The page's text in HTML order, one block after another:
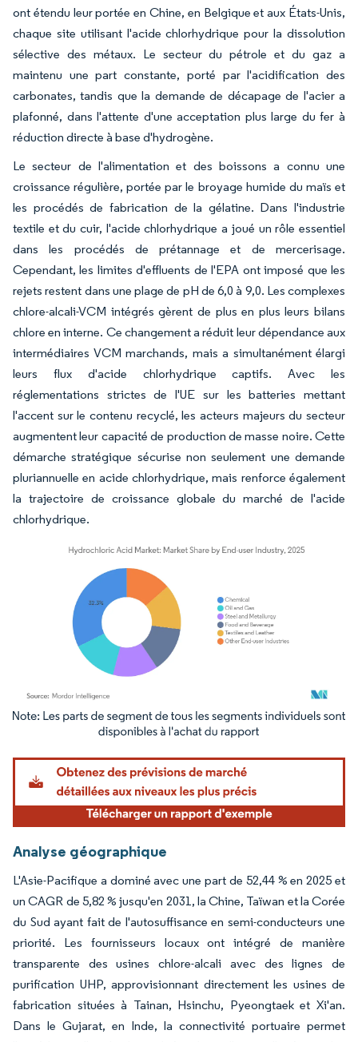
ont étendu leur portée en Chine, en Belgique et aux États-Unis,
chaque site utilisant l'acide chlorhydrique pour la dissolution
sélective des métaux. Le secteur du pétrole et du gaz a
maintenu une part constante, porté par l'acidification des
carbonates, tandis que la demande de décapage de l'acier a
plafonné, dans l'attente d'une acceptation plus large du fer à
réduction directe à base d'hydrogène.
Le secteur de l'alimentation et des boissons a connu une
croissance régulière, portée par le broyage humide du maïs et
les procédés de fabrication de la gélatine. Dans l'industrie
textile et du cuir, l'acide chlorhydrique a joué un rôle essentiel
dans les procédés de prétannage et de mercerisage.
Cependant, les limites d'effluents de l'EPA ont imposé que les
rejets restent dans une plage de pH de 6,0 à 9,0. Les complexes
chlore-alcali-VCM intégrés gèrent de plus en plus leurs bilans
chlore en interne. Ce changement a réduit leur dépendance aux
intermédiaires VCM marchands, mais a simultanément élargi
leurs flux d'acide chlorhydrique captifs. Avec les
réglementations strictes de l'UE sur les batteries mettant
l'accent sur le contenu recyclé, les acteurs majeurs du secteur
augmentent leur capacité de production de masse noire. Cette
démarche stratégique sécurise non seulement une demande
pluriannuelle en acide chlorhydrique, mais renforce également
la trajectoire de croissance globale du marché de l'acide
chlorhydrique.
Image © Mordor Intelligence. La réutilisation nécessite une attribution sous CC BY
Analyse géographique
L'Asie-Pacifique a dominé avec une part de 52,44 % en 2025 et
un CAGR de 5,82 % jusqu'en 2031, la Chine, Taïwan et la Corée
du Sud ayant fait de l'autosuffisance en semi-conducteurs une
priorité. Les fournisseurs locaux ont intégré de manière
transparente des usines chlore-alcali avec des lignes de
purification UHP, approvisionnant directement les usines de
fabrication situées à Tainan, Hsinchu, Pyeongtaek et Xi'an.
Dans le Gujarat, en Inde, la connectivité portuaire permet